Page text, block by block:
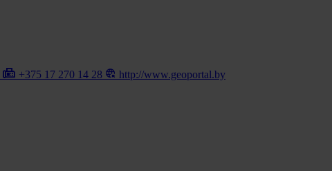
+375 17 270 14 28 http://www.geoportal.by